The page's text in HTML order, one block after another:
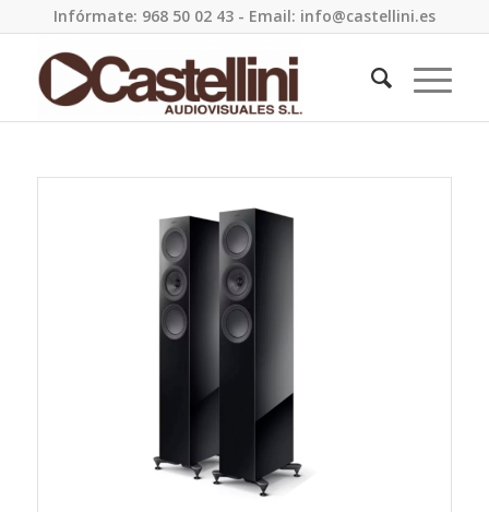
Infórmate: 968 50 02 43 - Email: info@castellini.es